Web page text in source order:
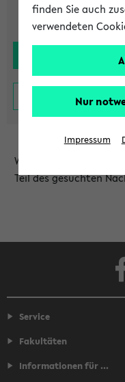
Wählen Sie die
Teil des gesuchten
Service
Fakultäten
Informationen für ...
finden Sie auch
verwendeten
Nur
Impressum